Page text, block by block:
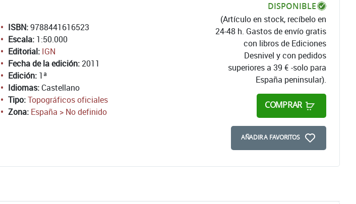
DISPONIBLE
(Artículo en stock, recíbelo en
24-48 h. Gastos de envío gratis
con libros de Ediciones
Desnivel y con pedidos
superiores a 39 € -solo para
España peninsular).
COMPRAR
AÑADIR A FAVORITOS
ISBN:9788441616523
Escala: 1:50.000
Editorial: IGN
Fecha de la edición:2011
Edición: 1ª
Idiomas: Castellano
Tipo:Topográficos oficiales
Zona: España > No definido